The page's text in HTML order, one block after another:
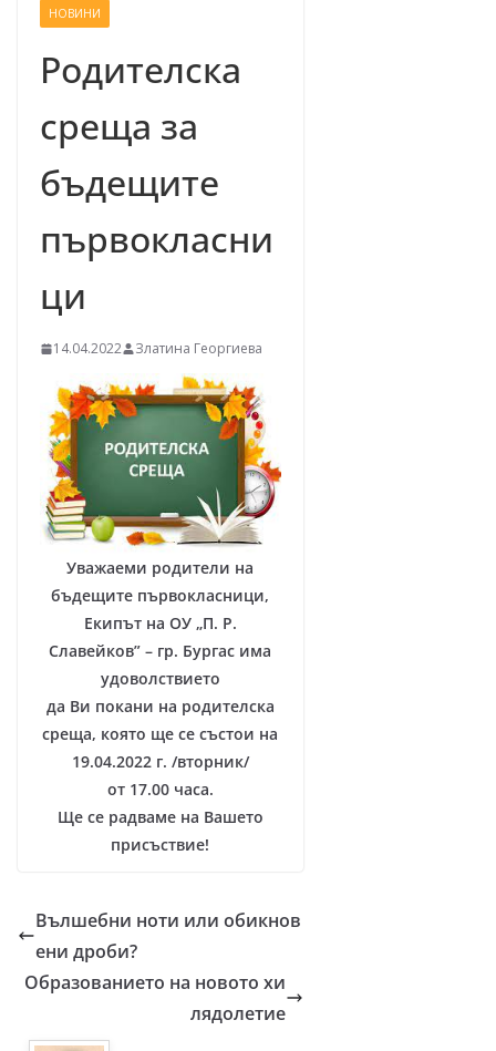
НОВИНИ
Родителска
среща за
бъдещите
първокласни
ци
14.04.2022 Златина Георгиева
Уважаеми родители на
бъдещите първокласници,
Екипът на ОУ „П. Р.
Славейков” – гр. Бургас има
удоволствието
да Ви покани на родителска
среща, която ще се състои на
19.04.2022 г. /вторник/
от 17.00 часа.
Ще се радваме на Вашето
присъствие!
Вълшебни ноти или обикнов
ени дроби?
Образованието на новото хи
лядолетие